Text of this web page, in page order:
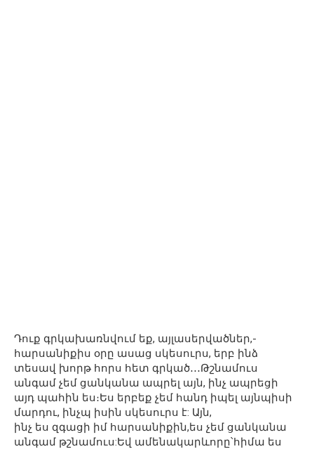
Դուք գրկախառնվում եք, այլասերվածներ,-
հարսանիքիս օրը ասաց սկեսուրս, երբ ինձ
տեսավ խորթ հորս հետ գրկած․․․Թշնամուս
անգամ չեմ ցանկանա ապրել այն, ինչ ապրեցի
այդ պահին ես։Ես երբեք չեմ հանդ իպել այնպիսի
մարդու, ինչպ իսին սկեսուրս է: Այն,
ինչ ես զգացի իմ հարսանիքին,ես չեմ ցանկանա
անգամ թշնամուս:Եվ ամենակարևորը՝հիմա ես